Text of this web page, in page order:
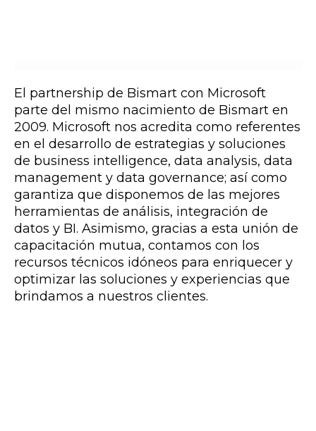
El partnership de Bismart con Microsoft
parte del mismo nacimiento de Bismart en
2009. Microsoft nos acredita como referentes
en el desarrollo de estrategias y soluciones
de business intelligence, data analysis, data
management y data governance; así como
garantiza que disponemos de las mejores
herramientas de análisis, integración de
datos y BI. Asimismo, gracias a esta unión de
capacitación mutua, contamos con los
recursos técnicos idóneos para enriquecer y
optimizar las soluciones y experiencias que
brindamos a nuestros clientes.